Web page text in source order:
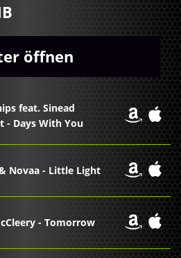
öffnen
feat. Sinead
- Days With You
Novaa - Little Light
- Tomorrow